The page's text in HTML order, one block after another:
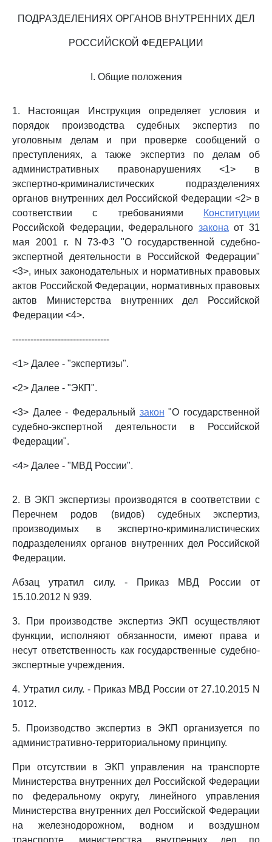
ПОДРАЗДЕЛЕНИЯХ ОРГАНОВ ВНУТРЕННИХ ДЕЛ
РОССИЙСКОЙ ФЕДЕРАЦИИ
I. Общие положения
1. Настоящая Инструкция определяет условия и
порядок производства судебных экспертиз по
уголовным делам и при проверке сообщений о
преступлениях, а также экспертиз по делам об
административных правонарушениях <1> в
экспертно-криминалистических подразделениях
органов внутренних дел Российской Федерации <2> в
соответствии с требованиями
Конституции
Российской Федерации, Федерального закона от 31
мая 2001 г. N 73-ФЗ "О государственной судебно-
экспертной деятельности в Российской Федерации"
<3>, иных законодательных и нормативных правовых
актов Российской Федерации, нормативных правовых
актов Министерства внутренних дел Российской
Федерации <4>.
--------------------------------
<1> Далее - "экспертизы".
<2> Далее - "ЭКП".
<3> Далее - Федеральный закон "О государственной
судебно-экспертной деятельности в Российской
Федерации".
<4> Далее - "МВД России".
2. В ЭКП экспертизы производятся в соответствии с
Перечнем родов (видов) судебных экспертиз,
производимых в экспертно-криминалистических
подразделениях органов внутренних дел Российской
Федерации.
Абзац утратил силу. - Приказ МВД России от
15.10.2012 N 939.
3. При производстве экспертиз ЭКП осуществляют
функции, исполняют обязанности, имеют права и
несут ответственность как государственные судебно-
экспертные учреждения.
4. Утратил силу. - Приказ МВД России от 27.10.2015 N
1012.
5. Производство экспертиз в ЭКП организуется по
административно-территориальному принципу.
При отсутствии в ЭКП управления на транспорте
Министерства внутренних дел Российской Федерации
по федеральному округу, линейного управления
Министерства внутренних дел Российской Федерации
на железнодорожном, водном и воздушном
транспорте, министерства внутренних дел по